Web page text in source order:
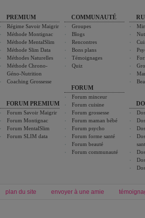
PREMIUM
Régime Savoir Maigrir
Méthode Montignac
Méthode MentalSlim
Méthode Slim Data
Méthodes Naturelles
Méthode Chrono-
Géno-Nutrition
Coaching Grossesse
FORUM PREMIUM
Forum Savoir Maigrir
Forum Montignac
Forum MentalSlim
Forum SLIM data
COMMUNAUTÉ
Groupes
Blogs
Rencontres
Bons plans
Témoignages
Quiz
FORUM
Forum minceur
Forum cuisine
Forum grossesse
Forum maman bébé
Forum psycho
Forum forme santé
Forum beauté
Forum communauté
plan du site envoyer à une amie